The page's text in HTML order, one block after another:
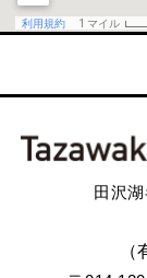
田沢